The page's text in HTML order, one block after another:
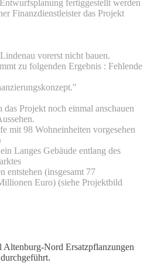
fertiggestellt werden
Finanzdienstleister das Projekt
vorerst nicht bauen.
zu folgenden Ergebnis : Fehlende
Projekt noch einmal anschauen
mit 98 Wohneinheiten vorgesehen
Langes Gebäude entlang des
entstehen (insgesamt 77
Euro) (siehe Projektbild
Nord Ersatzpflanzungen